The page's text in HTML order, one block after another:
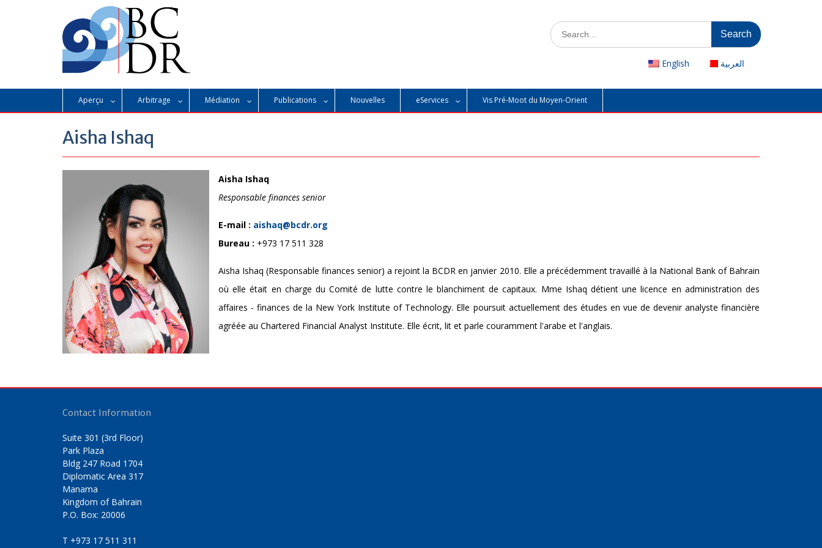
Search
for:
English
العربية
Aperçu Arbitrage Médiation Publications Nouvelles eServices Vis Pré-Moot du Moyen-Orient
Aisha Ishaq
Aisha Ishaq
Responsable finances senior
E-mail : aishaq@bcdr.org
Bureau : +973 17 511 328
Aisha Ishaq (Responsable finances senior) a rejoint la BCDR en janvier 2010. Elle a précédemment travaillé à la National Bank of Bahrain
où elle était en charge du Comité de lutte contre le blanchiment de capitaux. Mme Ishaq détient une licence en administration des
affaires - finances de la New York Institute of Technology. Elle poursuit actuellement des études en vue de devenir analyste financière
agréée au Chartered Financial Analyst Institute. Elle écrit, lit et parle couramment l'arabe et l'anglais.
Contact Information
Suite 301 (3rd Floor)
Park Plaza
Bldg 247 Road 1704
Diplomatic Area 317
Manama
Kingdom of Bahrain
P.O. Box: 20006
T +973 17 511 311